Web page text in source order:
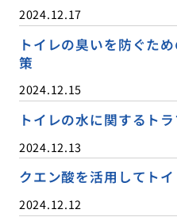
2024.12.17
トイレの臭いを防ぐた
策
2024.12.15
トイレの水に関するト
2024.12.13
クエン酸を活用してト
2024.12.12